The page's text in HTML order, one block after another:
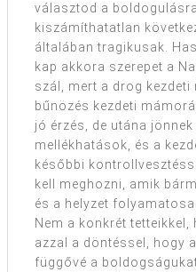
választod a
kiszámíthatatlan
általában tragikusak.
kap akkora szerepet a
szál, mert a drog
bűnözés kezdeti
jó érzés, de utána
mellékhatások, és a
későbbi
kell meghozni, amik
és a helyzet
Nem a konkrét
azzal a döntéssel, hogy
függővé a